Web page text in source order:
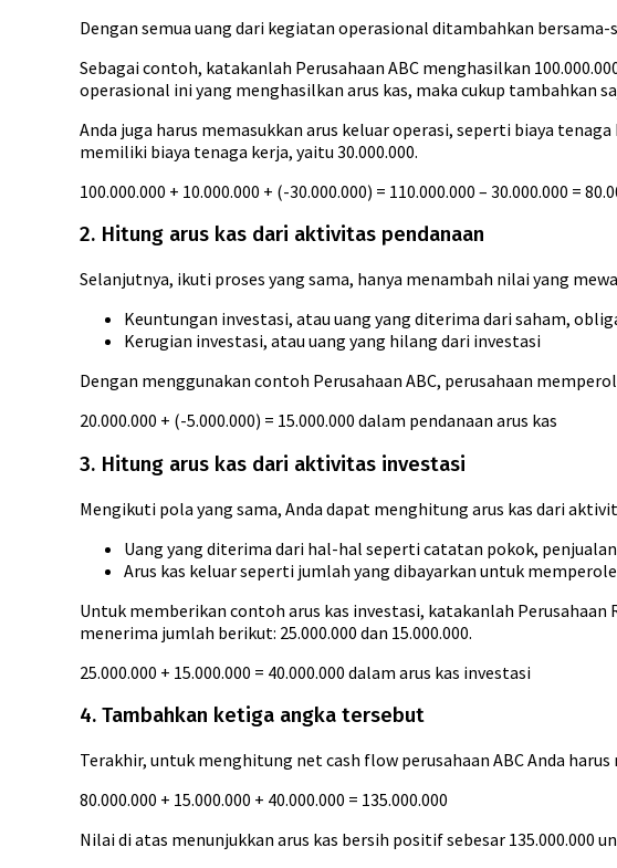
Dengan semua uang dari kegiatan operasional ditambahkan
Sebagai contoh, katakanlah Perusahaan ABC menghasilkan
operasional ini yang menghasilkan arus kas, maka cukup tambahkan
Anda juga harus memasukkan arus keluar operasi, seperti biaya
memiliki biaya tenaga kerja, yaitu 30.000.000.
100.000.000 + 10.000.000 + (-30.000.000) = 110.000.000 – 30.000.000 =
2. Hitung arus kas dari aktivitas pendanaan
Selanjutnya, ikuti proses yang sama, hanya menambah nilai yang
Keuntungan investasi, atau uang yang diterima dari saham,
Kerugian investasi, atau uang yang hilang dari investasi
Dengan menggunakan contoh Perusahaan ABC, perusahaan
20.000.000 + (-5.000.000) = 15.000.000 dalam pendanaan arus kas
3. Hitung arus kas dari aktivitas investasi
Mengikuti pola yang sama, Anda dapat menghitung arus kas dari
Uang yang diterima dari hal-hal seperti catatan pokok,
Arus kas keluar seperti jumlah yang dibayarkan untuk
Untuk memberikan contoh arus kas investasi, katakanlah
menerima jumlah berikut: 25.000.000 dan 15.000.000.
25.000.000 + 15.000.000 = 40.000.000 dalam arus kas investasi
4. Tambahkan ketiga angka tersebut
Terakhir, untuk menghitung net cash flow perusahaan ABC Anda
80.000.000 + 15.000.000 + 40.000.000 = 135.000.000
Nilai di atas menunjukkan arus kas bersih positif sebesar 135.000.000